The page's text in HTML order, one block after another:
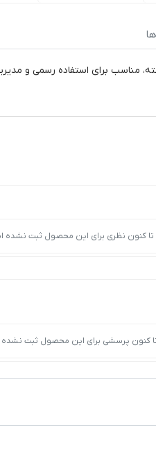
مناسب برای استفاده رسمی و
تا کنون نظری برای این محصول ثبت نشده
کنون پرسشی برای این محصول ثبت